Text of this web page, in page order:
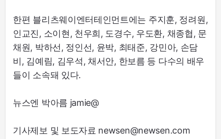
한편 블리츠웨이엔터테인먼트에는 주지훈, 정려원,
인교진, 소이현, 천우희, 도경수, 우도환, 채종협, 문
채원, 박하선, 정인선, 윤박, 최태준, 강민아, 손담
비, 김예림, 김우석, 채서안, 한보름 등 다수의 배우
들이 소속돼 있다.
뉴스엔 박아름 jamie@
기사제보 및 보도자료 newsen@newsen.com